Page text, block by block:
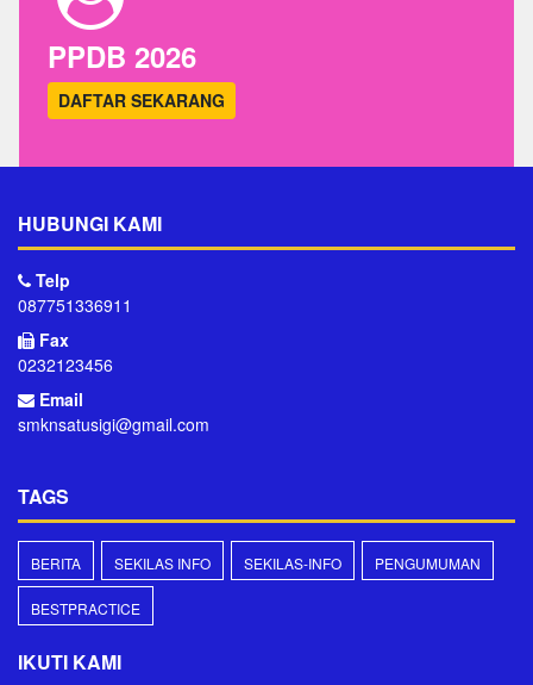
PPDB 2026
DAFTAR SEKARANG
HUBUNGI KAMI
Telp
087751336911
Fax
0232123456
Email
smknsatusigi@gmail.com
TAGS
BERITA SEKILAS INFO SEKILAS-INFO PENGUMUMAN
BESTPRACTICE
IKUTI KAMI